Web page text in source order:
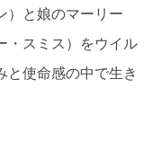
）と娘のマーリー
・スミス）をウイル
と使命感の中で生き